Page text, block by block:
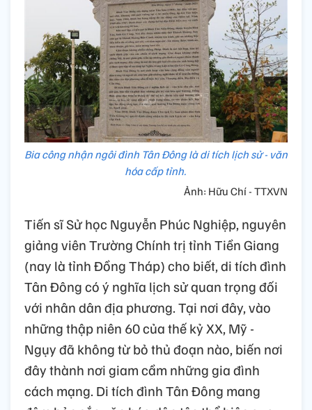
Bia công nhận ngôi đình Tân Đông là di tích lịch sử - văn
hóa cấp tỉnh.
Ảnh: Hữu Chí - TTXVN
Tiến sĩ Sử học Nguyễn Phúc Nghiệp, nguyên
giảng viên Trường Chính trị tỉnh Tiền Giang
(nay là tỉnh Đồng Tháp) cho biết, di tích đình
Tân Đông có ý nghĩa lịch sử quan trọng đối
với nhân dân địa phương. Tại nơi đây, vào
những thập niên 60 của thế kỷ XX, Mỹ -
Ngụy đã không từ bỏ thủ đoạn nào, biến nơi
đây thành nơi giam cầm những gia đình
cách mạng. Di tích đình Tân Đông mang